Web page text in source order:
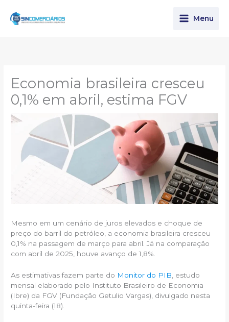
para
Menu
Economia brasileira cresceu
0,1% em abril, estima FGV
Mesmo em um cenário de juros elevados e choque de
preço do barril do petróleo, a economia brasileira cresceu
0,1% na passagem de março para abril. Já na comparação
com abril de 2025, houve avanço de 1,8%.
As estimativas fazem parte do Monitor do PIB , estudo
mensal elaborado pelo Instituto Brasileiro de Economia
(Ibre) da FGV (Fundação Getulio Vargas), divulgado nesta
quinta-feira (18).